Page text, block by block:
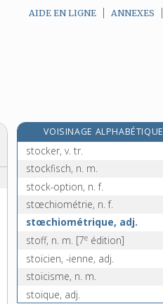
AIDE EN LIGNE ANNEXES
VOISINAGE ALPHABÉTIQUE
stock-car, n. m.
stocker, v. tr.
stockfisch, n. m.
stock-option, n. f.
stœchiométrie, n. f.
stœchiométrique, adj.
stoff, n. m. [7e édition]
stoïcien, -ienne, adj.
stoïcisme, n. m.
stoïque, adj.